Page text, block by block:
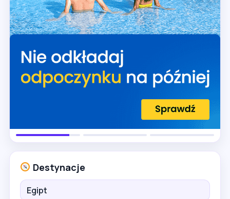
Destynacje
Egipt